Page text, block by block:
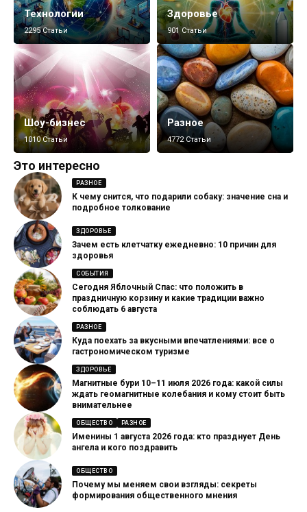
Технологии
2295 Статьи
Здоровье
901 Статьи
Шоу-бизнес
1010 Статьи
Разное
4772 Статьи
Это интересно
РАЗНОЕ
К чему снится, что подарили собаку: значение сна и
подробное толкование
ЗДОРОВЬЕ
Зачем есть клетчатку ежедневно: 10 причин для
здоровья
СОБЫТИЯ
Сегодня Яблочный Спас: что положить в
праздничную корзину и какие традиции важно
соблюдать 6 августа
РАЗНОЕ
Куда поехать за вкусными впечатлениями: все о
гастрономическом туризме
ЗДОРОВЬЕ
Магнитные бури 10–11 июля 2026 года: какой силы
ждать геомагнитные колебания и кому стоит быть
внимательнее
ОБЩЕСТВО РАЗНОЕ
Именины 1 августа 2026 года: кто празднует День
ангела и кого поздравить
ОБЩЕСТВО
Почему мы меняем свои взгляды: секреты
формирования общественного мнения